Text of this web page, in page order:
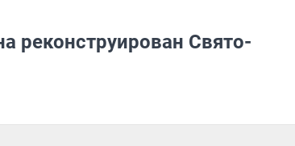
реконструирован Свято-